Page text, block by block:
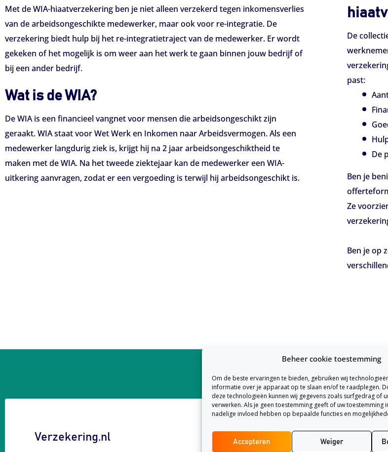
Beheer cookie toestemming
Om de beste ervaringen te bieden, gebruiken wij
informatie over je apparaat op te slaan en/of te raadplegen.
deze technologieën kunnen wij gegevens zoals surfgedrag of
verwerken. Als je geen toestemming geeft of uw toestemming
nadelige invloed hebben op bepaalde functies en
Accepteren Weiger
Met de WIA-hiaatverzekering ben je niet alleen verzekerd tegen inkomensverlies
van de arbeidsongeschikte medewerker, maar ook voor re-integratie. De
verzekering biedt hulp bij het re-integratietraject van de medewerker. Er wordt
gekeken of het mogelijk is om weer aan het werk te gaan binnen jouw bedrijf of
bij een ander bedrijf.
Wat is de WIA?
De WIA is een financieel vangnet voor mensen die arbeidsongeschikt zijn
geraakt. WIA staat voor Wet Werk en Inkomen naar Arbeidsvermogen. Als een
medewerker langdurig ziek is, krijgt hij na 2 jaar arbeidsongeschiktheid te
maken met de WIA. Na het tweede ziektejaar kan de medewerker een WIA-
uitkering aanvragen, zodat er een vergoeding is terwijl hij arbeidsongeschikt is.
De
past:
De
Ben je
Ze
Ben je op
Verzekering.nl Hoe worden wij